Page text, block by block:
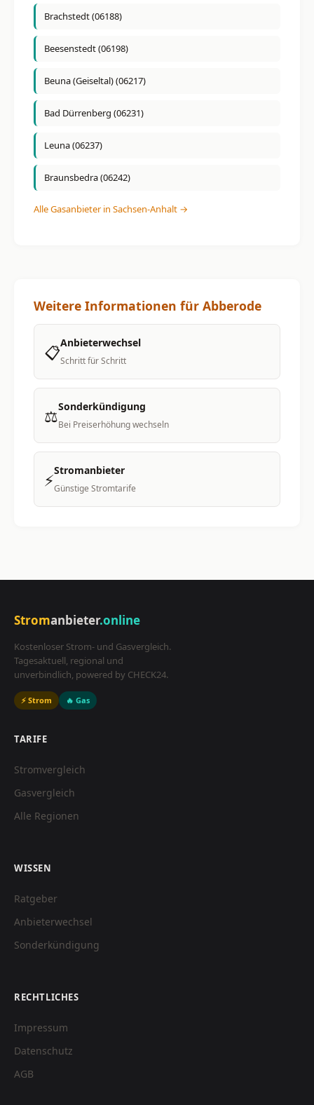
Brachstedt (06188)
Beesenstedt (06198)
Beuna (Geiseltal) (06217)
Bad Dürrenberg (06231)
Leuna (06237)
Braunsbedra (06242)
Alle Gasanbieter in Sachsen-Anhalt →
Weitere Informationen für Abberode
📋Anbieterwechsel
Schritt für Schritt
⚖️Sonderkündigung
Bei Preiserhöhung wechseln
⚡Stromanbieter
Günstige Stromtarife
Stromanbieter.online
Kostenloser Strom- und Gasvergleich.
Tagesaktuell, regional und
unverbindlich, powered by CHECK24.
⚡ Strom 🔥 Gas
TARIFE
Stromvergleich
Gasvergleich
Alle Regionen
WISSEN
Ratgeber
Anbieterwechsel
Sonderkündigung
RECHTLICHES
Impressum
Datenschutz
AGB